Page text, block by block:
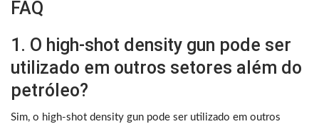
FAQ
1. O high-shot density gun pode ser
utilizado em outros setores além do
petróleo?
Sim, o high-shot density gun pode ser utilizado em outros